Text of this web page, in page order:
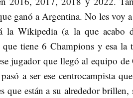
ganó a Argentina. No les voy
la Wikipedia (a la que acabo
tiene 6 Champions y esa la
jugador que llegó al equipo
a ser ese centrocampista
están a su alrededor brillen,